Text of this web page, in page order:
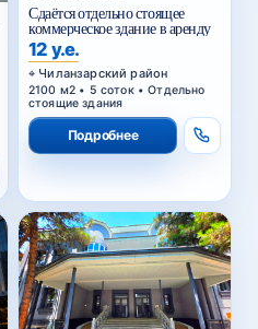
Сдаётся отдельно стоящее
коммерческое здание в аренду
12 у.е.
Чиланзарский район
2100 м2 • 5 соток • Отдельно
стоящие здания
Подробнее